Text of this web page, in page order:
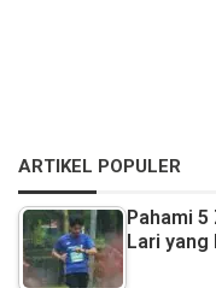
ARTIKEL POPULER
Pahami
Lari